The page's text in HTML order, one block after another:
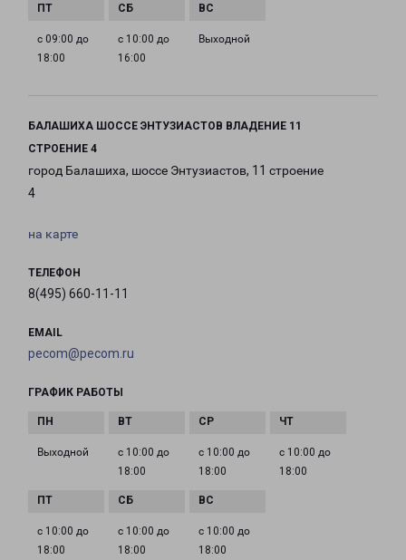
с 09:00 до
18:00
с 10:00 до
16:00
Выходной
БАЛАШИХА ШОССЕ ЭНТУЗИАСТОВ ВЛАДЕНИЕ 11
СТРОЕНИЕ 4
город Балашиха, шоссе Энтузиастов, 11 строение
4
на карте
ТЕЛЕФОН
8(495) 660-11-11
EMAIL
pecom@pecom.ru
ГРАФИК РАБОТЫ
Выходной
с 10:00 до
18:00
с 10:00 до
18:00
с 10:00 до
18:00
с 10:00 до
18:00
с 10:00 до
18:00
с 10:00 до
18:00